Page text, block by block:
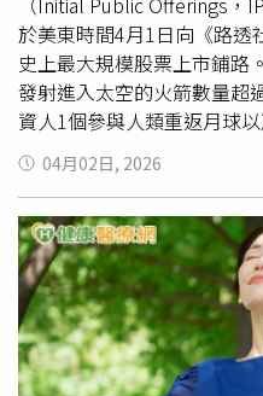
Blow Up計畫，把經典
配皮革或布面材質，甚至加
成主視覺舞台。（圖／品牌
不是單一風格，而是一套完
用材質堆層次、用設計講故
身上，也可以住在空間裡。
公室同事才目睹1隻老鷹叼
去」。
於美東時間4月1日向《路透
史上最大規模股票上市鋪路
發射進入太空的火箭數量超
資人1個參與人類重返月球
司還計畫將人工智慧資料中
高利潤的衛星通訊系統，使
網路，而該系統正日益被用
在估值可能超過1.75兆美元
智慧新創公司「xAI」完成
定為1兆美元，並將聊天機
為2500億美元。據匿名知情
21日舉辦分析師日活動，邀
士補充，公司還將於4月23
04月02日, 2026